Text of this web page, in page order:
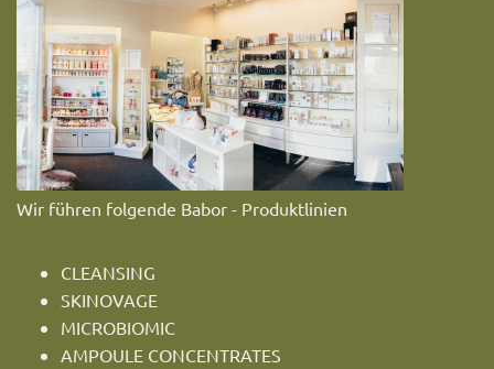
Wir führen folgende Babor - Produktlinien
CLEANSING
SKINOVAGE
MICROBIOMIC
AMPOULE CONCENTRATES